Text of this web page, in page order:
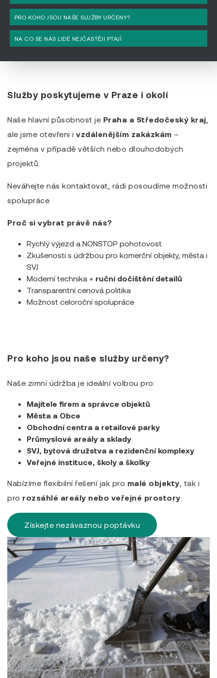
PRO KOHO JSOU NAŠE SLUŽBY URČENY?
NA CO SE NÁS LIDÉ NEJČASTĚJI PTAJÍ
Služby poskytujeme v Praze i okolí
Naše hlavní působnost je Praha a Středočeský kraj
ale jsme otevřeni i vzdálenějším zakázkám –
zejména v případě větších nebo dlouhodobých
projektů.
Neváhejte nás kontaktovat, rádi posoudíme možnosti
spolupráce.
Proč si vybrat právě nás?
Rychlý výjezd a NONSTOP pohotovost
Zkušenosti s údržbou pro komerční objekty, města i
SVJ
Moderní technika + ruční dočištění detailů
Transparentní cenová politika
Možnost celoroční spolupráce
Pro koho jsou naše služby určeny?
Naše zimní údržba je ideální volbou pro:
Majitele firem a správce objektů
Města a Obce
Obchodní centra a retailové parky
Průmyslové areály a sklady
SVJ, bytová družstva a rezidenční komplexy
Veřejné instituce, školy a školky
Nabízíme flexibilní řešení jak pro malé objekty , tak i
pro rozsáhlé areály nebo veřejné prostory
Získejte nezávaznou poptávku